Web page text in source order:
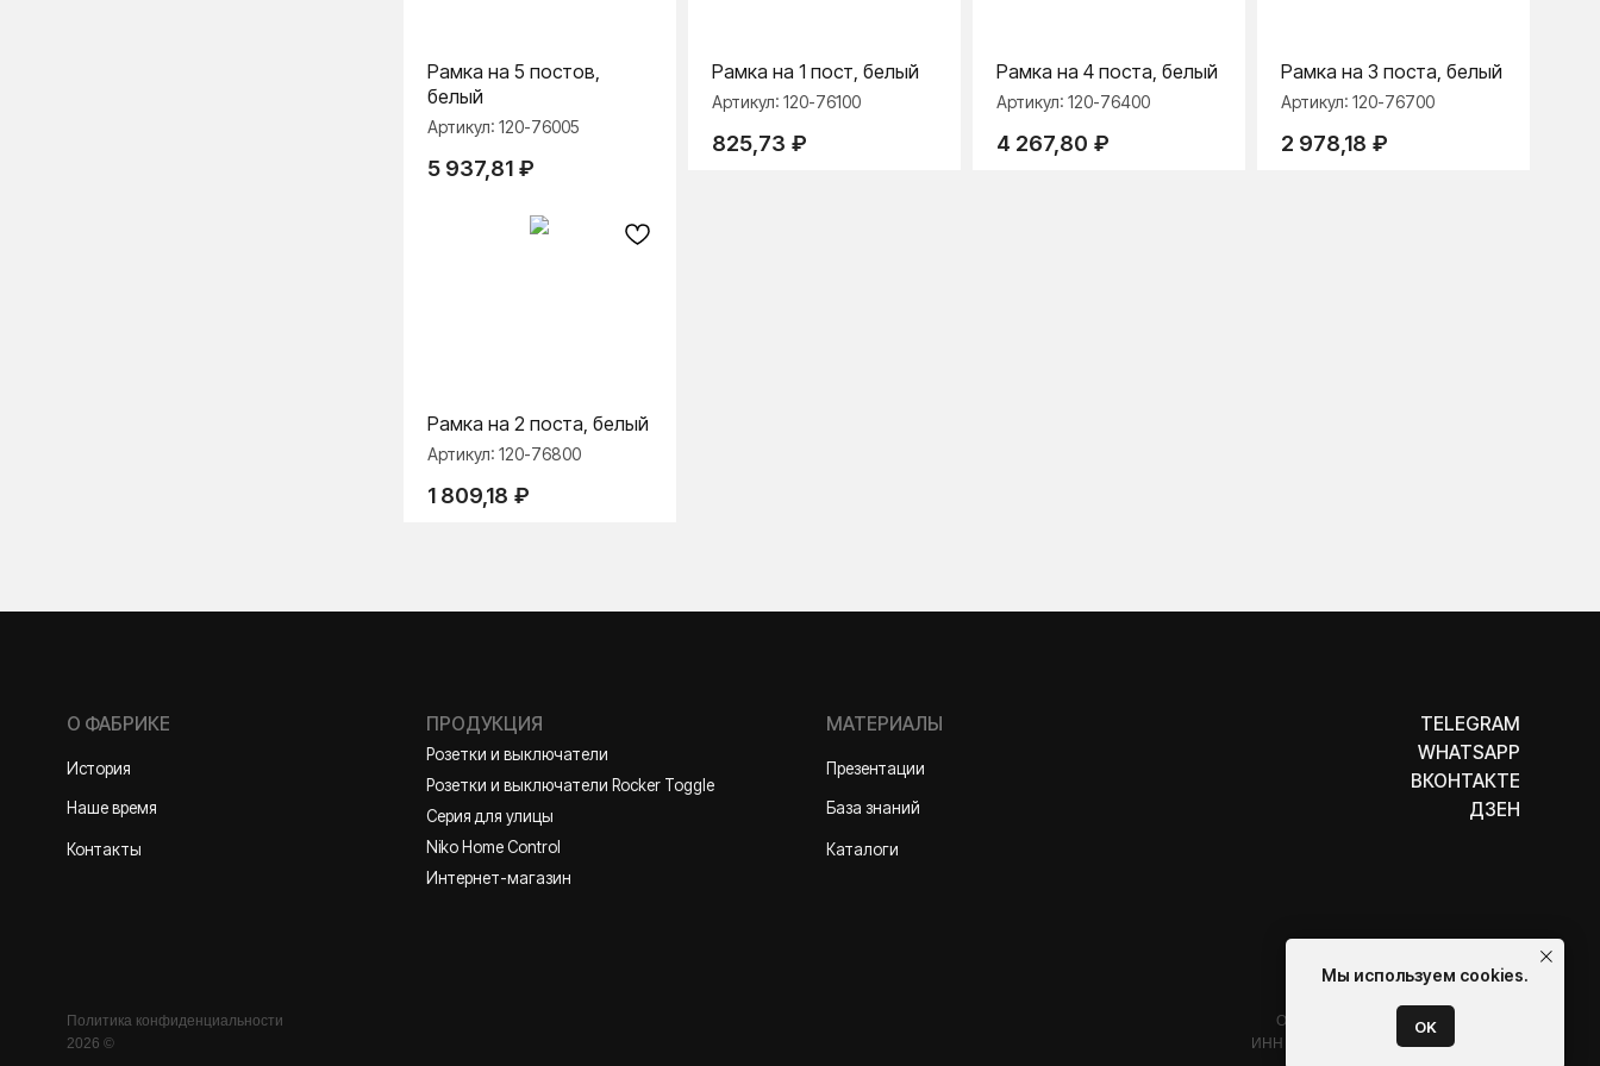
Рамка на 5 постов,
белый
Артикул: 120-76005
5 937,81 ₽
Рамка на 1 пост, белый
Артикул: 120-76100
825,73 ₽
Рамка на 4 поста, белый
Артикул: 120-76400
4 267,80 ₽
Рамка на 3 поста, белый
Артикул:120-76700
2 978,18 ₽
Рамка на 2 поста, белый
Артикул: 120-76800
1 809,18 ₽
Политика конфиденциальности
Розетки и выключатели
Интернет-магазин
WHATSAPP
Мы используем cookies.
OK